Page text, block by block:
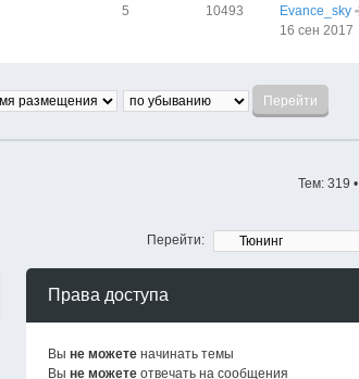
5 10493
Evance_sky
16 сен 2017
Тем: 319 •
Перейти:
Права доступа
Вы не можетеначинать темы
Вы не можетеотвечать на сообщения